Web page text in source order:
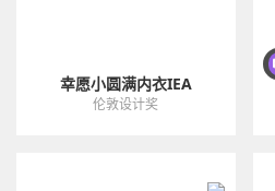
幸愿小圆满内衣IEA
伦敦设计奖